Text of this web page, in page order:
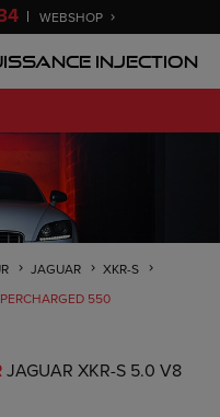
WEBSHOP
Injection
JAGUAR
XKR-S
550
JAGUAR XKR-S 5.0 V8